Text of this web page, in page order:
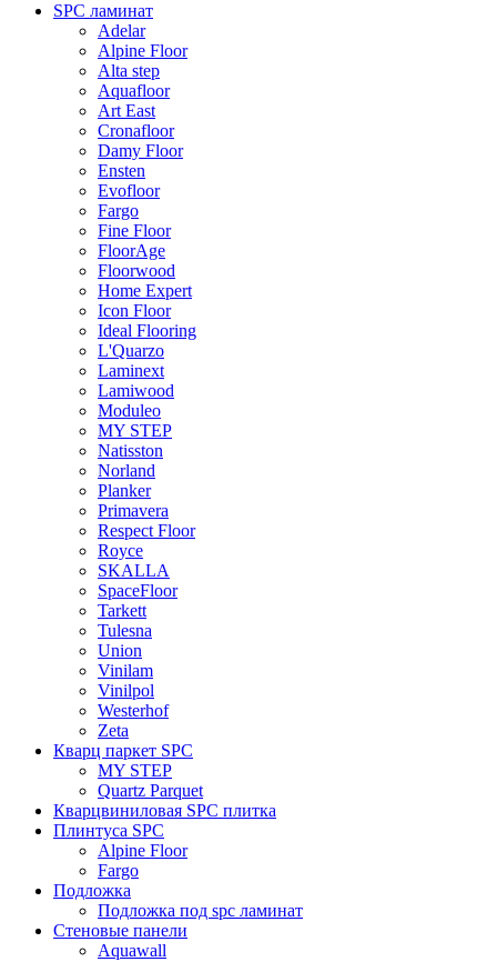
SPC ламинат
Adelar
Alpine Floor
Alta step
Aquafloor
Art East
Cronafloor
Damy Floor
Ensten
Evofloor
Fargo
Fine Floor
FloorAge
Floorwood
Home Expert
Icon Floor
Ideal Flooring
L'Quarzo
Laminext
Lamiwood
Moduleo
MY STEP
Natisston
Norland
Planker
Primavera
Respect Floor
Royce
SKALLA
SpaceFloor
Tarkett
Tulesna
Union
Vinilam
Vinilpol
Westerhof
Zeta
Кварц паркет SPC
MY STEP
Quartz Parquet
Кварцвиниловая SPC плитка
Плинтуса SPC
Alpine Floor
Fargo
Подложка
Подложка под spc ламинат
Стеновые панели
Aquawall